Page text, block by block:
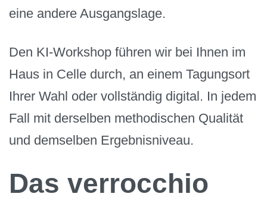
eine andere Ausgangslage.
Den KI-Workshop führen wir bei Ihnen im
Haus in Celle durch, an einem Tagungsort
Ihrer Wahl oder vollständig digital. In jedem
Fall mit derselben methodischen Qualität
und demselben Ergebnisniveau.
Das verrocchio